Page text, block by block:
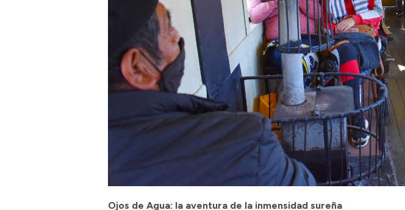
Ojos de Agua: la aventura de la inmensidad sureña